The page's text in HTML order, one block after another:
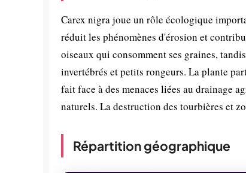
Carex nigra joue un rôle écologique
réduit les phénomènes d'érosion et
oiseaux qui consomment ses graines,
invertébrés et petits rongeurs. La plante
fait face à des menaces liées au drainage
naturels. La destruction des tourbières et
Répartition géographique